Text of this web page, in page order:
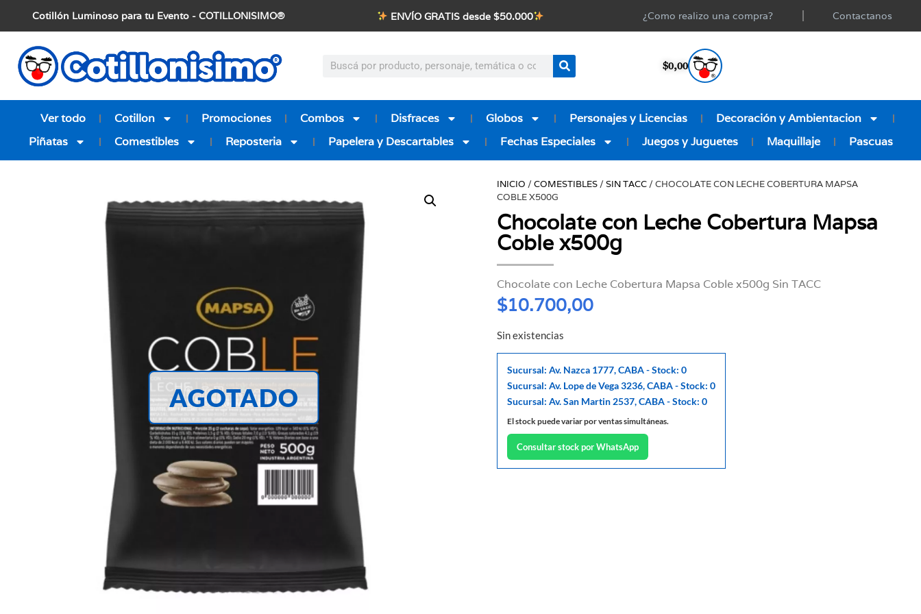
Cotillón Luminoso para tu Evento - COTILLONISIMO® ENVÍO GRATIS desde $50.000 ¿Como realizo una compra? Contactanos
$0,00
Ver todo Cotillon Promociones Combos Disfraces Globos Personajes y Licencias
Decoración y Ambientacion
Piñatas
Comestibles Reposteria Papelera y Descartables Fechas Especiales Juegos y Juguetes Maquillaje Pascuas
AGOTADO
INICIO /COMESTIBLES/SIN TACC/ CHOCOLATE CON LECHE COBERTURA MAPSA
COBLE X500G
Chocolate con Leche Cobertura Mapsa
Coble x500g
Chocolate con Leche Cobertura Mapsa Coble x500g Sin TACC
$10.700,00
Sin existencias
Sucursal: Av. Nazca 1777, CABA - Stock: 0
Sucursal: Av. Lope de Vega 3236, CABA - Stock: 0
Sucursal: Av. San Martin 2537, CABA - Stock: 0
El stock puede variar por ventas simultáneas.
Consultar stock por WhatsApp